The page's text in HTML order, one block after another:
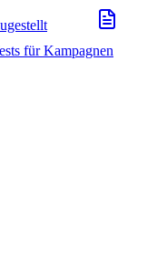
für Kampagnen